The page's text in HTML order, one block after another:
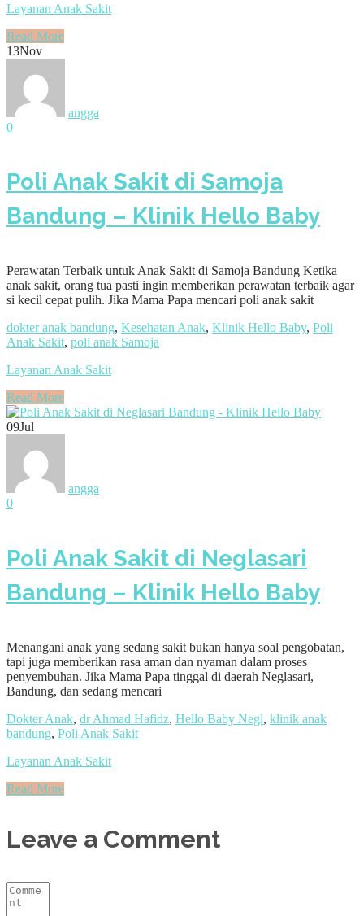
Layanan Anak Sakit
Read More
13Nov
angga
0
Poli Anak Sakit di Samoja
Bandung – Klinik Hello Baby
Perawatan Terbaik untuk Anak Sakit di Samoja Bandung Ketika
anak sakit, orang tua pasti ingin memberikan perawatan terbaik agar
si kecil cepat pulih. Jika Mama Papa mencari poli anak sakit
dokter anak bandung, Kesehatan Anak, Klinik Hello Baby, Poli
Anak Sakit, poli anak Samoja
Layanan Anak Sakit
Read More
09Jul
angga
0
Poli Anak Sakit di Neglasari
Bandung – Klinik Hello Baby
Menangani anak yang sedang sakit bukan hanya soal pengobatan,
tapi juga memberikan rasa aman dan nyaman dalam proses
penyembuhan. Jika Mama Papa tinggal di daerah Neglasari,
Bandung, dan sedang mencari
Dokter Anak, dr Ahmad Hafidz, Hello Baby Negl, klinik anak
bandung, Poli Anak Sakit
Layanan Anak Sakit
Read More
Leave a Comment